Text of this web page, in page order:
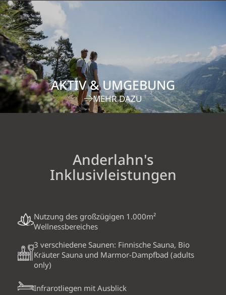
AKTIV & UMGEBUNG
MEHR DAZU
Anderlahn's
Inklusivleistungen
Nutzung des großzügigen 1.000m²
Wellnessbereiches
3 verschiedene Saunen: Finnische Sauna, Bio
Kräuter Sauna und Marmor-Dampfbad (adults
only)
Infrarotliegen mit Ausblick